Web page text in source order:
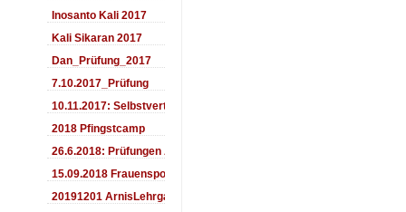
Inosanto Kali 2017
Kali Sikaran 2017
Dan_Prüfung_2017
7.10.2017_Prüfung
10.11.2017: Selbstverteidigung für Kinder
2018 Pfingstcamp
26.6.2018: Prüfungen Arnis
15.09.2018 Frauensporttag
20191201 ArnisLehrgang